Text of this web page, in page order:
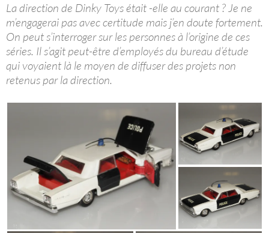
La direction de Dinky Toys était -elle au courant ? Je ne
m’engagerai pas avec certitude mais j’en doute fortement.
On peut s’interroger sur les personnes à l’origine de ces
séries. Il s’agit peut-être d’employés du bureau d’étude
qui voyaient là le moyen de diffuser des projets non
retenus par la direction.